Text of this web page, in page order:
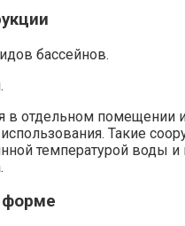
бассейнов.
в отдельном помещении
Такие
температурой воды и
форме